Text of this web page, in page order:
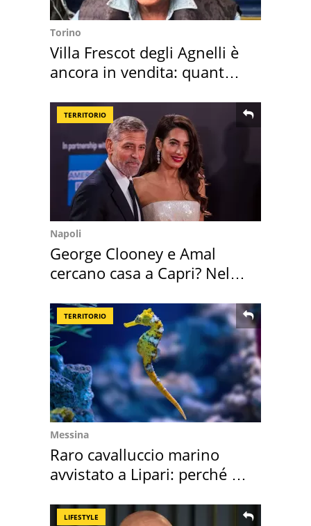
Torino
Villa Frescot degli Agnelli è
ancora in vendita: quanto
TERRITORIO
Napoli
George Clooney e Amal
cercano casa a Capri? Nel
TERRITORIO
Messina
Raro cavalluccio marino
avvistato a Lipari: perché è
LIFESTYLE